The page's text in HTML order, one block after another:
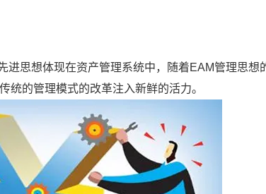
进思想体现在资产管理系统中，随着EAM管理思想
统的管理模式的改革注入新鲜的活力。